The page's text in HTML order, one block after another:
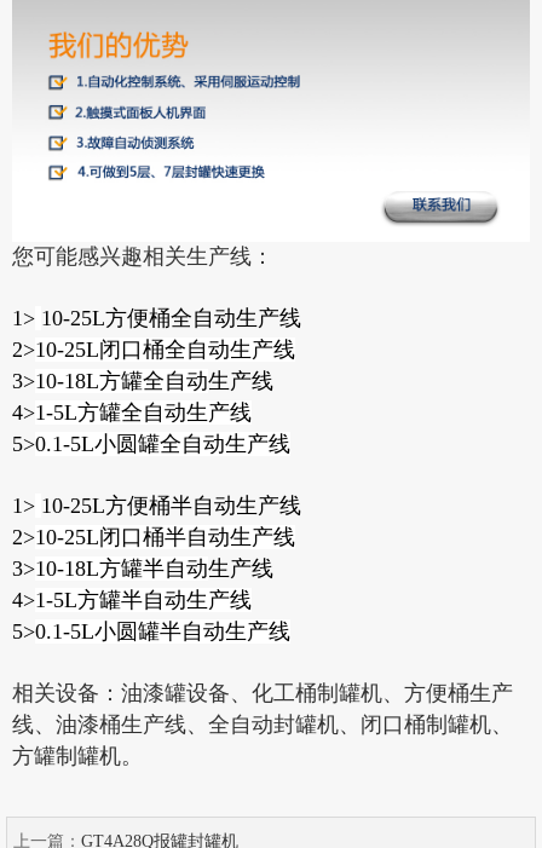
您可能感兴趣相关生产线：
1> 10-25L方便桶全自动生产线
2>10-25L闭口桶全自动生产线
3>10-18L方罐全自动生产线
4>1-5L方罐全自动生产线
5>0.1-5L小圆罐全自动生产线
1> 10-25L方便桶半自动生产线
2>10-25L闭口桶半自动生产线
3>10-18L方罐半自动生产线
4>1-5L方罐半自动生产线
5>0.1-5L小圆罐半自动生产线
相关设备：油漆罐设备、化工桶制罐机、方便桶生产
线、油漆桶生产线、全自动封罐机、闭口桶制罐机、
方罐制罐机。
上一篇： GT4A28Q报罐封罐机